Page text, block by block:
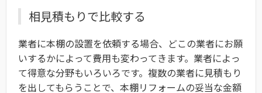
相見積もりで比較する
業者に本棚の設置を依頼する場合、どこの業者にお願
いするかによって費用も変わってきます。業者によっ
て得意な分野もいろいろです。複数の業者に見積もり
を出してもらうことで、本棚リフォームの妥当な金額